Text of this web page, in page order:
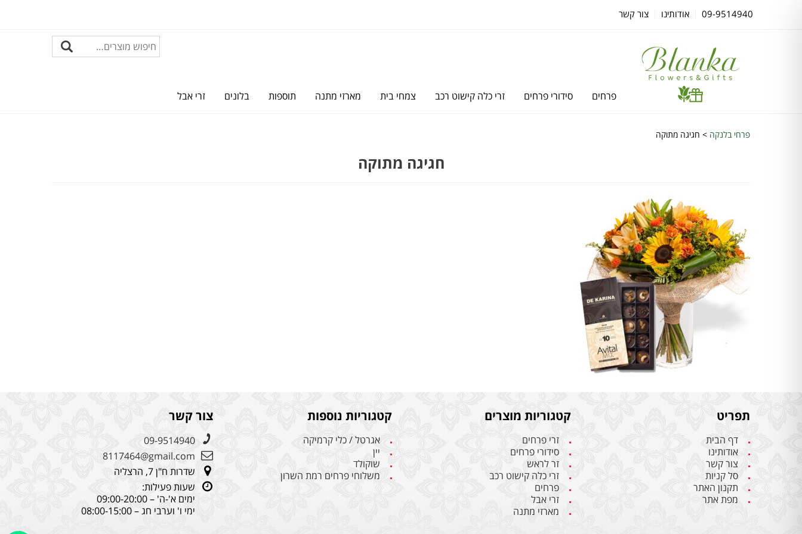
09-9514940 אודותינו צור קשר
פרחים סידורי פרחים זרי כלה קישוט רכב צמחי בית מארזי מתנה תוספות בלונים זרי אבל
פרחי בלנקה > חגיגה מתוקה
חגיגה מתוקה
תפריט
דף הבית
אודותינו
צור קשר
סל קניות
תקנון האתר
מפת אתר
קטגוריות מוצרים
זרי פרחים
סידורי פרחים
זר לראש
זרי כלה קישוט רכב
פרחים
זרי אבל
מארזי מתנה
קטגוריות נוספות
אגרטל / כלי קרמיקה
יין
שוקולד
משלוחי פרחים רמת השרון
צור קשר
09-9514940
8117464@gmail.com
שדרות ח"ן 7, הרצליה
שעות פעילות:
ימים א'-ה' – 09:00-20:00
ימי ו' וערבי חג – 08:00-15:00